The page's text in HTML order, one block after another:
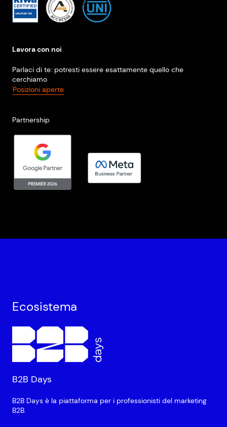
Lavora con noi
Parlaci di te: potresti essere esattamente quello che
cerchiamo
Posizioni aperte
Partnership
Ecosistema
B2B Days
B2B Days è la piattaforma per i professionisti del marketing
B2B.